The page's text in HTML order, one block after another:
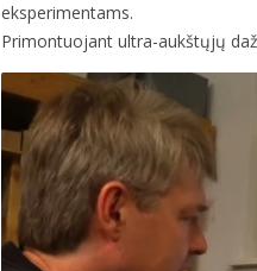
eksperimentams.
Primontuojant ultra-aukštųjų